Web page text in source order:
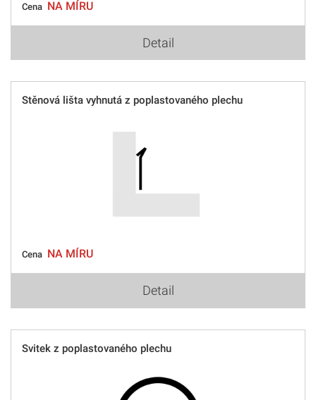
Cena NA MÍRU
Detail
Stěnová lišta vyhnutá z poplastovaného plechu
Cena NA MÍRU
Detail
Svitek z poplastovaného plechu